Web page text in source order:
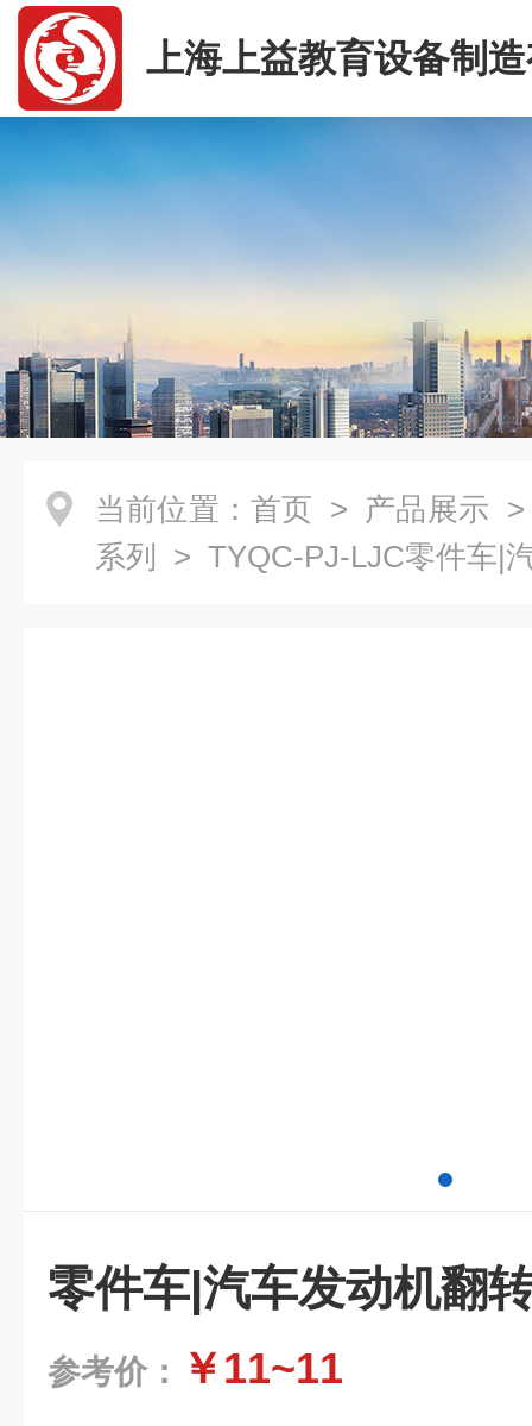
上海上益教育设备制
司
当前位置： 首页 > 产品展示
系列
> TYQC-PJ-LJC零件车|
零件车|汽车发动机翻
参考价： ￥11~11